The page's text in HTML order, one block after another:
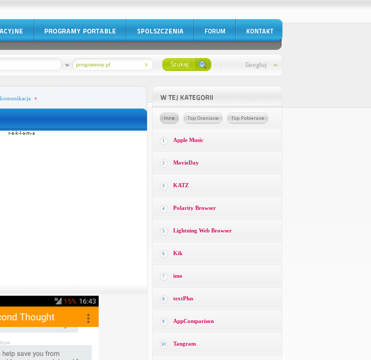
programosy.pl
w
1 Apple Music
2 MovieDay
3 KATZ
4 Polarity Browser
5 Lightning Web Browser
6 Kik
7 imo
8 textPlus
9 AppComparison
10 Tangram